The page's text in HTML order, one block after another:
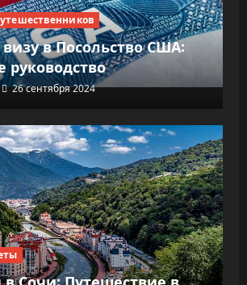
в Посольство США:
руководство
26 сентября 2024